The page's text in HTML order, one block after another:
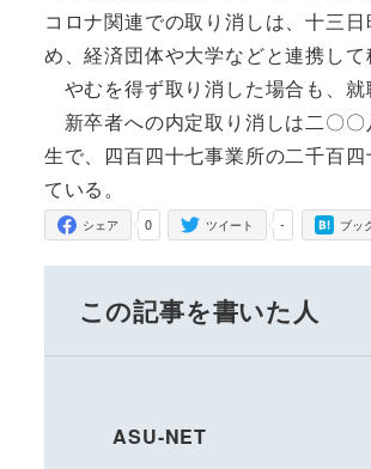
コロナ関連での取り消しは、十三
め、経済団体や大学などと連携して
やむを得ず取り消した場合も、就
新卒者への内定取り消しは二〇
生で、四百四十七事業所の二千百
ている。
0
シェア -
ツイート ブッ
この記事を書いた人
ASU-NET